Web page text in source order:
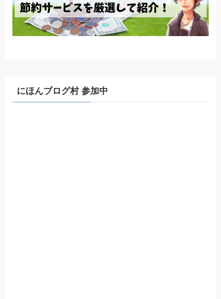
にほんブログ村 参加中